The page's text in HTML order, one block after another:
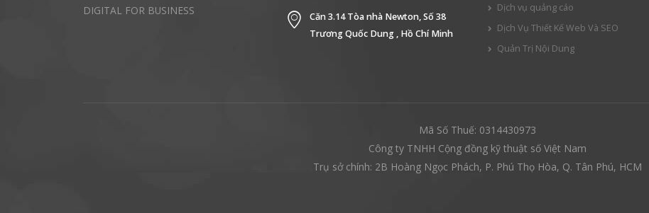
DIGITAL FOR BUSINESS
Căn 3.14 Tòa nhà Newton, Số 38
Trương Quốc Dung , Hồ Chí Minh
Dịch vụ quảng cáo
Dịch Vụ Thiết Kế Web Và SEO
Quản Trị Nội Dung
Mã Số Thuế: 0314430973
Công ty TNHH Cộng đồng kỹ thuật số Việt Nam
Trụ sở chính: 2B Hoàng Ngọc Phách, P. Phú Thọ Hòa, Q. Tân Phú, HCM